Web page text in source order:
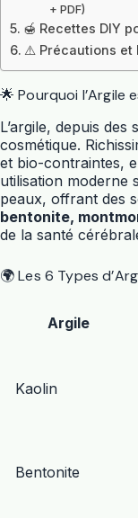
+ PDF)
🍯 Recettes DIY
⚠️ Précautions et
🌟 Pourquoi l’Argile
L’argile, depuis
cosmétique.
et bio-contraintes,
utilisation moderne
peaux, offrant des
bentonite,
de la santé
🌍 Les 6 Types
Argile
Kaolin
Bentonite